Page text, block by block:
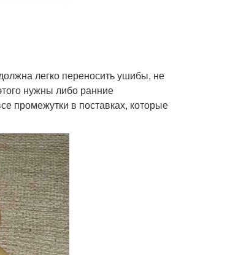
легко переносить ушибы, не
нужны либо ранние
промежутки в поставках, которые